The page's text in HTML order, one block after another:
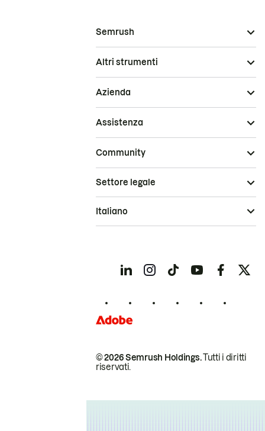
Semrush
Altri strumenti
Azienda
Assistenza
Community
© 2026 Semrush Holdings.Tutti i diritti
riservati.
Settore legale
Italiano